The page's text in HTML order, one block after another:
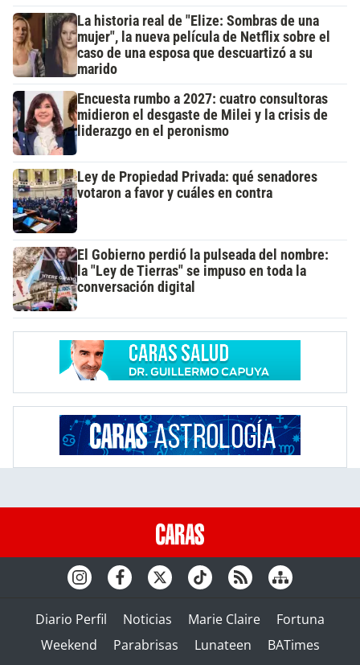
La historia real de "Elize: Sombras de una
mujer", la nueva película de Netflix sobre el
caso de una esposa que descuartizó a su
marido
Encuesta rumbo a 2027: cuatro consultoras
midieron el desgaste de Milei y la crisis de
liderazgo en el peronismo
Ley de Propiedad Privada: qué senadores
votaron a favor y cuáles en contra
El Gobierno perdió la pulseada del nombre:
la "Ley de Tierras" se impuso en toda la
conversación digital
Diario Perfil Noticias Marie Claire
Fortuna
Weekend
Parabrisas Lunateen BATimes